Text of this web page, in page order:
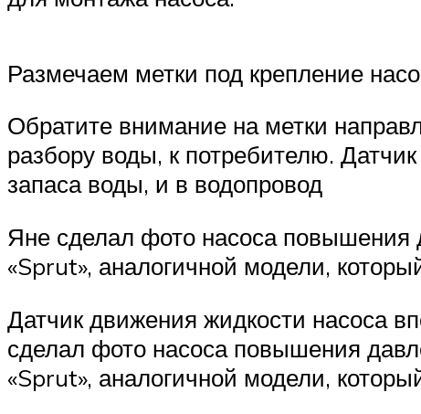
Размечаем метки под крепление
Обратите внимание на метки
разбору воды, к потребителю.
запаса воды, и в водопровод
Яне сделал фото насоса повышения
«Sprut», аналогичной модели,
Датчик движения жидкости насоса
сделал фото насоса повышения
«Sprut», аналогичной модели,